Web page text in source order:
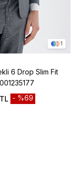
1
6 Drop Slim Fit
%69